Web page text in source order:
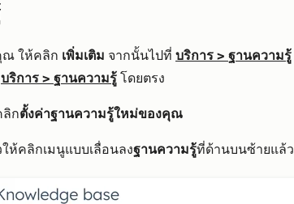
ณ ให้คลิก เพิ่มเติม จากนั้นไปที่ บริการ > ฐานความรู้
บริการ > ฐานความรู้ โดยตรง
ลิกตั้งค่าฐานความรู้ใหม่ของคุณ
ห้คลิกเมนูแบบเลื่อนลงฐานความรู้ที่ด้านบนซ้ายแล้ว